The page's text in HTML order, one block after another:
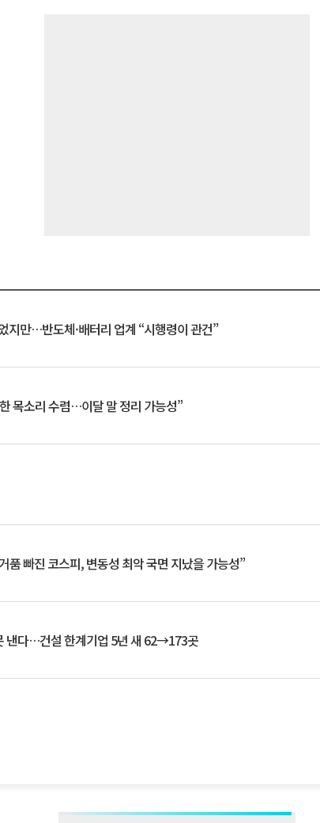
지만…반도체·배터리 업계 “시행령이 관건”
목소리 수렴…이달 말 정리 가능성”
품 빠진 코스피, 변동성 최악 국면 지났을 가능성”
낸다…건설 한계기업 5년 새 62→173곳